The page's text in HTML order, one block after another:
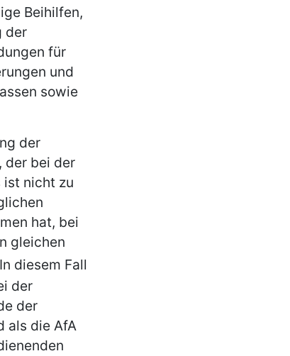
Beihilfen,
der
für
und
sowie
der
der bei der
ist nicht zu
hat, bei
gleichen
In diesem Fall
der
der
als die AfA